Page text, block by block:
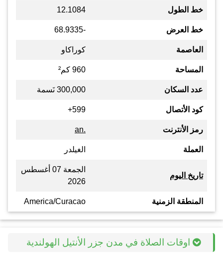
خط الطول 12.1084
خط العرض -68.9335
العاصمة كوراكاو
المساحة 960 كم²
عدد السكان 300,000 نَسمة
كود الأتصال 599+
رمز الأنترنت .an
العملة الغيلدر
تاريخ اليوم
الجمعة 07 أغسطس
2026
المنطقة الزمنية America/Curacao
اوقات الصلاة في مدن جزر الأنتيل الهولندية